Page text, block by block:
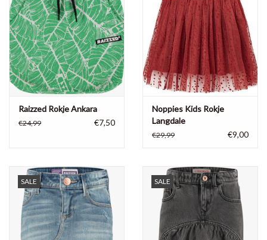
Raizzed Rokje Ankara
€24,99 €7,50
Noppies Kids Rokje
Langdale
€29,99 €9,00
SALE SALE